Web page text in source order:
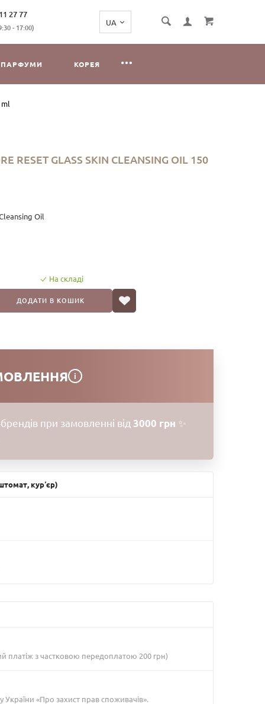
27 77
- 17:00)
ПАРФУМИ КОРЕЯ
ml
RESET GLASS SKIN CLEANSING OIL 150
Oil
сонцезахисні засоби та забруднення. Формула на
ефекту скляної шкіри — гладенької, зволоженої та
На складі
ДОДАТИ В КОШИК
i
при замовленні від 3000 грн ✨
курʼєр)
платіж з частковою передоплатою 200 грн)
«Про захист прав споживачів».